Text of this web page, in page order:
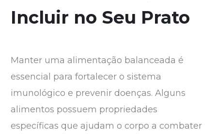
Incluir no Seu Prato
Manter uma alimentação balanceada é
essencial para fortalecer o sistema
imunológico e prevenir doenças. Alguns
alimentos possuem propriedades
específicas que ajudam o corpo a combater